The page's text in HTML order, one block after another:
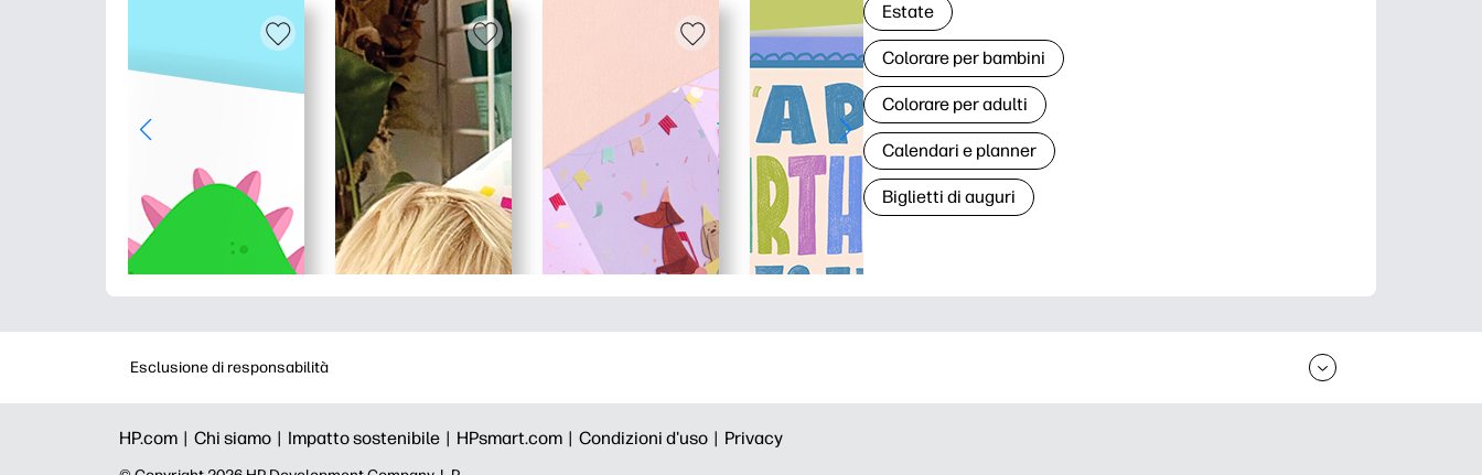
Estate
Colorare per bambini
Colorare per adulti
Calendari e planner
Biglietti di auguri
Esclusione di responsabilità
HP.com | Chi siamo | Impatto sostenibile | HPsmart.com | Condizioni d'uso | Privacy